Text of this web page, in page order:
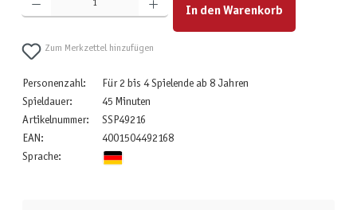
In den Warenkorb
Zum Merkzettel hinzufügen
Personenzahl:
Für 2 bis 4 Spielende ab 8 Jahren
Spieldauer:
45 Minuten
Artikelnummer:
SSP49216
EAN:
4001504492168
Sprache: